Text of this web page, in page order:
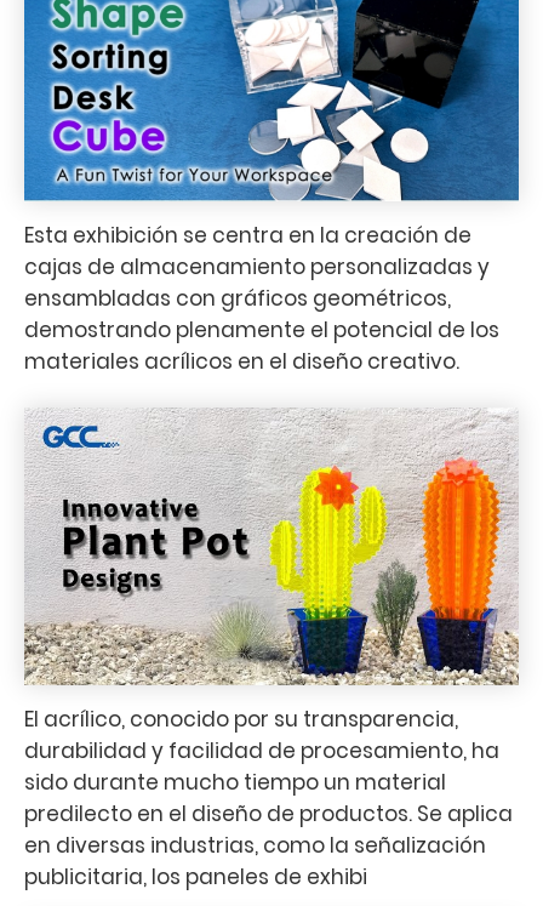
Esta exhibición se centra en la creación de
cajas de almacenamiento personalizadas y
ensambladas con gráficos geométricos,
demostrando plenamente el potencial de los
materiales acrílicos en el diseño creativo.
El acrílico, conocido por su transparencia,
durabilidad y facilidad de procesamiento, ha
sido durante mucho tiempo un material
predilecto en el diseño de productos. Se aplica
en diversas industrias, como la señalización
publicitaria, los paneles de exhibi